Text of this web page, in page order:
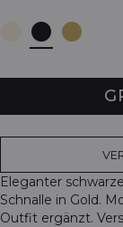
Eleganter
Schnalle in Gold.
Outfit ergänzt.